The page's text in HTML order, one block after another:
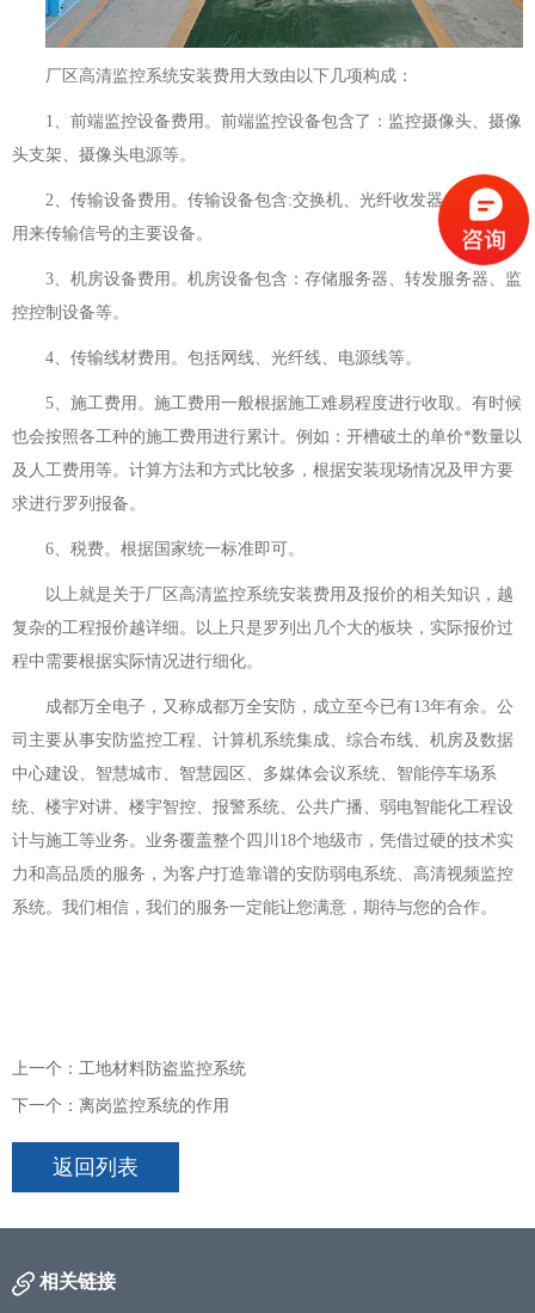
厂区高清监控系统安装费用大致由以下几项构成：
1、前端监控设备费用。前端监控设备包含了：监控摄像头、摄像
头支架、摄像头电源等。
2、传输设备费用。传输设备包含:交换机、光纤收发器、网桥等
用来传输信号的主要设备。
3、机房设备费用。机房设备包含：存储服务器、转发服务器、监
控控制设备等。
4、传输线材费用。包括网线、光纤线、电源线等。
5、施工费用。施工费用一般根据施工难易程度进行收取。有时候
也会按照各工种的施工费用进行累计。例如：开槽破土的单价*数量以
及人工费用等。计算方法和方式比较多，根据安装现场情况及甲方要
求进行罗列报备。
6、税费。根据国家统一标准即可。
以上就是关于厂区高清监控系统安装费用及报价的相关知识，越
复杂的工程报价越详细。以上只是罗列出几个大的板块，实际报价过
程中需要根据实际情况进行细化。
成都万全电子，又称成都万全安防，成立至今已有13年有余。公
司主要从事安防监控工程、计算机系统集成、综合布线、机房及数据
中心建设、智慧城市、智慧园区、多媒体会议系统、智能停车场系
统、楼宇对讲、楼宇智控、报警系统、公共广播、弱电智能化工程设
计与施工等业务。业务覆盖整个四川18个地级市，凭借过硬的技术实
力和高品质的服务，为客户打造靠谱的安防弱电系统、高清视频监控
系统。我们相信，我们的服务一定能让您满意，期待与您的合作。
上一个：工地材料防盗监控系统
下一个：离岗监控系统的作用
返回列表
相关链接